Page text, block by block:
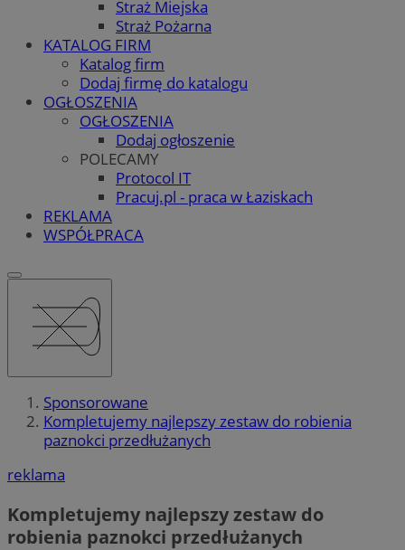
Straż Miejska
Straż Pożarna
KATALOG FIRM
Katalog firm
Dodaj firmę do katalogu
OGŁOSZENIA
OGŁOSZENIA
Dodaj ogłoszenie
POLECAMY
Protocol IT
Pracuj.pl - praca w Łaziskach
REKLAMA
WSPÓŁPRACA
Sponsorowane
Kompletujemy najlepszy zestaw do robienia
paznokci przedłużanych
reklama
Kompletujemy najlepszy zestaw do
robienia paznokci przedłużanych